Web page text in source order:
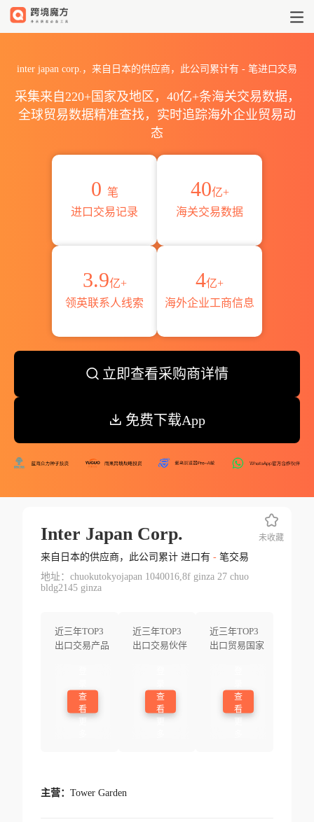
inter japan corp.，来自日本的供应商，此公司累计有 - 笔进口交易
采集来自220+国家及地区，40亿+条海关交易数据，
全球贸易数据精准查找，实时追踪海外企业贸易动
态
0 笔
进口交易记录
40亿+
海关交易数据
3.9亿+
领英联系人线索
4亿+
海外企业工商信息
立即查看采购商详情
免费下载App
Inter Japan Corp.
来自日本的供应商，此公司累计 进口有 -笔交易
地址：chuokutokyojapan 1040016,8f ginza 27 chuo
bldg2145 ginza
近三年TOP3
出口交易产品
查
看
近三年TOP3
出口交易伙伴
查
看
近三年TOP3
出口贸易国家
查
看
未收藏
主营： Tower Garden